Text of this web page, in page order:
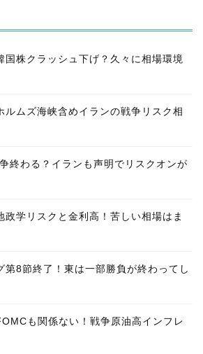
国株クラッシュ下げ？久々に相場環境
ルムズ海峡含めイランの戦争リスク相
終わる？イランも声明でリスクオンが
政学リスクと金利高！苦しい相場はま
第8節終了！東は一部勝負が終わってし
も関係ない！戦争原油高インフレ